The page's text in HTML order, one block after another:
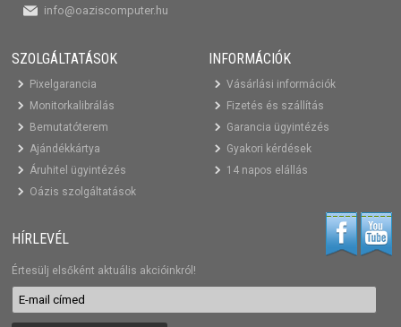
info@oaziscomputer.hu
SZOLGÁLTATÁSOK
Pixelgarancia
Monitorkalibrálás
Bemutatóterem
Ajándékkártya
Áruhitel ügyintézés
Oázis szolgáltatások
INFORMÁCIÓK
Vásárlási információk
Fizetés és szállítás
Garancia ügyintézés
Gyakori kérdések
14 napos elállás
HÍRLEVÉL
Értesülj elsőként aktuális akcióinkról!